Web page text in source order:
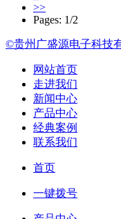
>>
Pages: 1/2
©贵州广盛源电子科技
网站首页
走进我们
新闻中心
产品中心
经典案例
联系我们
首页
一键拨号